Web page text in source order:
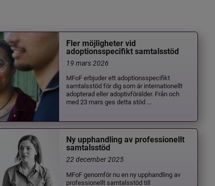
Fler möjligheter vid
adoptionsspecifikt samtalsstöd
19 mars 2026
MFoF erbjuder ett adoptionsspecifikt
samtalsstöd för dig som är internationellt
adopterad eller adoptivförälder. Från och
med 23 mars ges detta stöd ...
Ny upphandling av professionellt
samtalsstöd
22 december 2025
MFoF genomför nu en ny upphandling av
professionellt samtalsstöd till